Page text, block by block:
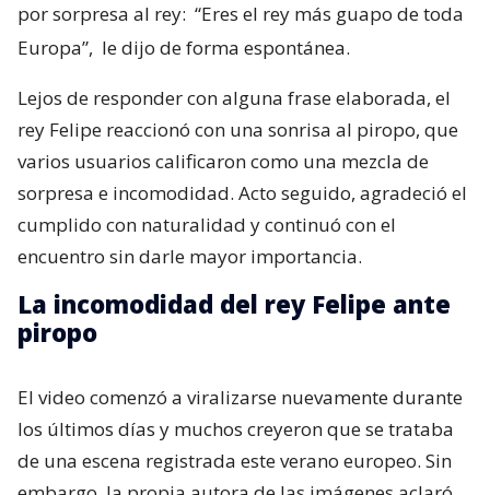
por sorpresa al rey: “Eres el rey más guapo de toda
Europa”, le dijo de forma espontánea.
Lejos de responder con alguna frase elaborada, el
rey Felipe reaccionó con una sonrisa al piropo, que
varios usuarios calificaron como una mezcla de
sorpresa e incomodidad. Acto seguido, agradeció el
cumplido con naturalidad y continuó con el
encuentro sin darle mayor importancia.
La incomodidad del rey Felipe ante
piropo
El video comenzó a viralizarse nuevamente durante
los últimos días y muchos creyeron que se trataba
de una escena registrada este verano europeo. Sin